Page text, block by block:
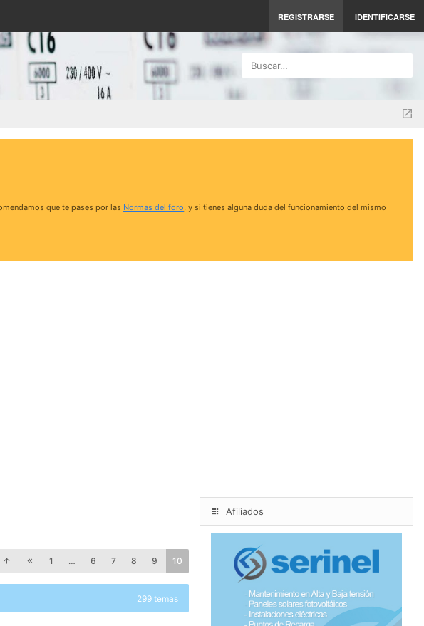
REGISTRARSE IDENTIFICARSE
Buscar…
que te pases por las Normas del foro, y si tienes alguna duda del funcionamiento del mismo
1 … 6 7 8 9 10
299 temas
Afiliados